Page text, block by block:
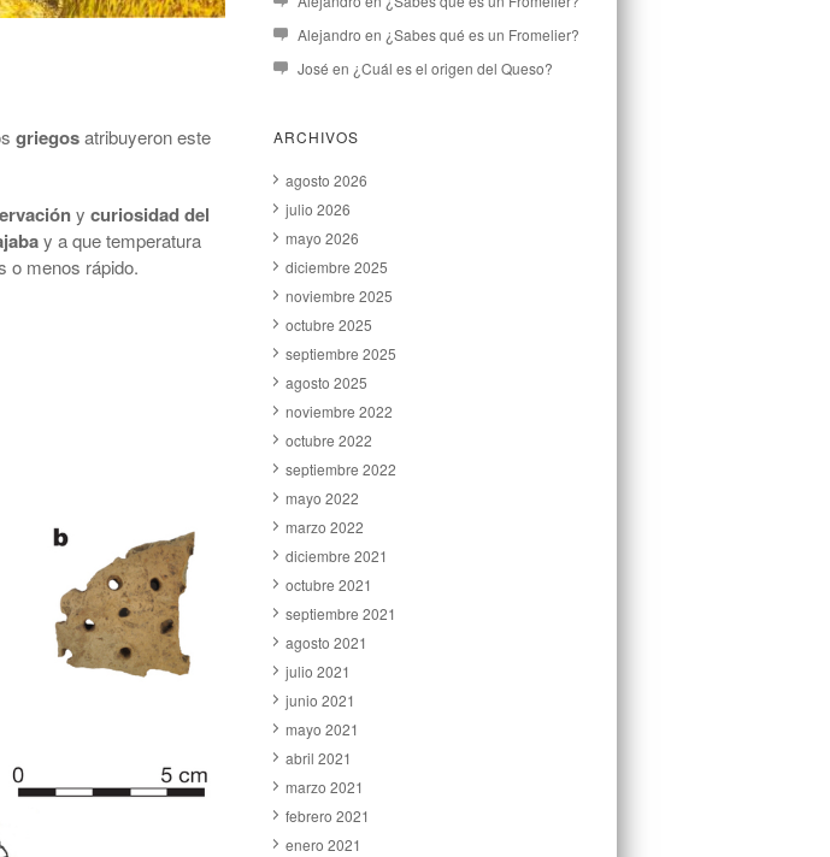
griegosatribuyeron este
y curiosidad del
y a que temperatura
o menos rápido.
Alejandro en ¿Sabes qué es un Fromelier?
José en ¿Cuál es el origen del Queso?
ARCHIVOS
agosto 2026
julio 2026
mayo 2026
diciembre 2025
noviembre 2025
octubre 2025
septiembre 2025
agosto 2025
noviembre 2022
octubre 2022
septiembre 2022
mayo 2022
marzo 2022
diciembre 2021
octubre 2021
septiembre 2021
agosto 2021
julio 2021
junio 2021
mayo 2021
abril 2021
marzo 2021
febrero 2021
enero 2021